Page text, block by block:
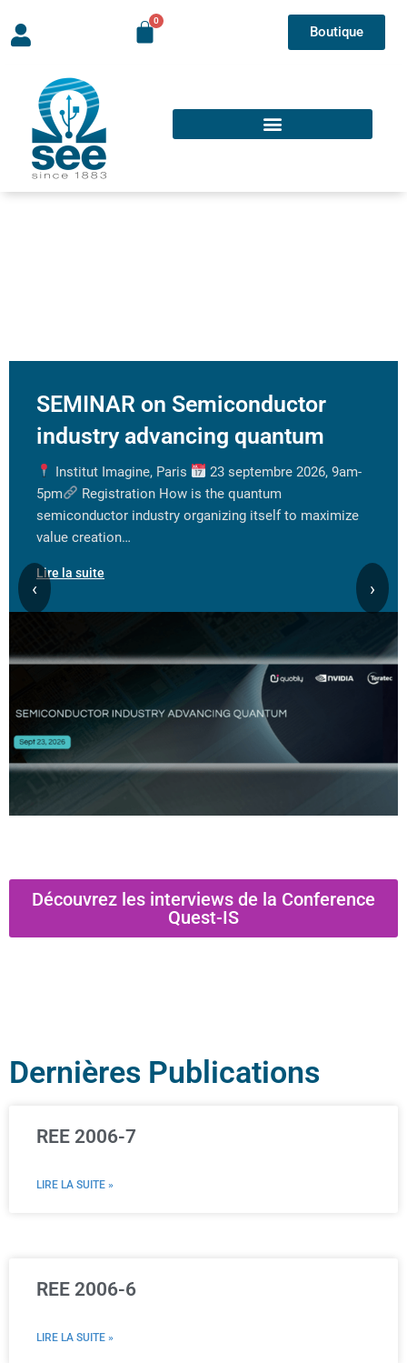
Boutique
SEMINAR on Semiconductor
industry advancing quantum
Institut Imagine, Paris
23 septembre 2026, 9am-
5pm
Registration How is the quantum
semiconductor industry organizing itself to maximize
value creation…
Lire la suite
‹ ›
Découvrez les interviews de la Conference
Quest-IS
Dernières Publications
REE 2006-7
LIRE LA SUITE »
REE 2006-6
LIRE LA SUITE »